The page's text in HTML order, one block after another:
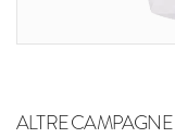
ALTRE